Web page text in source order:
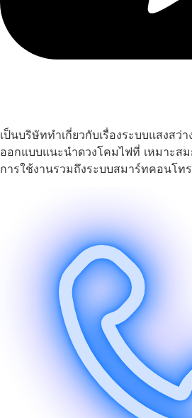
เป็นบริษัททำเกี่ยวกับเรื่องระบบแสงสว่
ออกแบบแนะนำดวงโคมไฟที่ เหมาะส
การใช้งานรวมถึงระบบสมาร์ทคอนโท